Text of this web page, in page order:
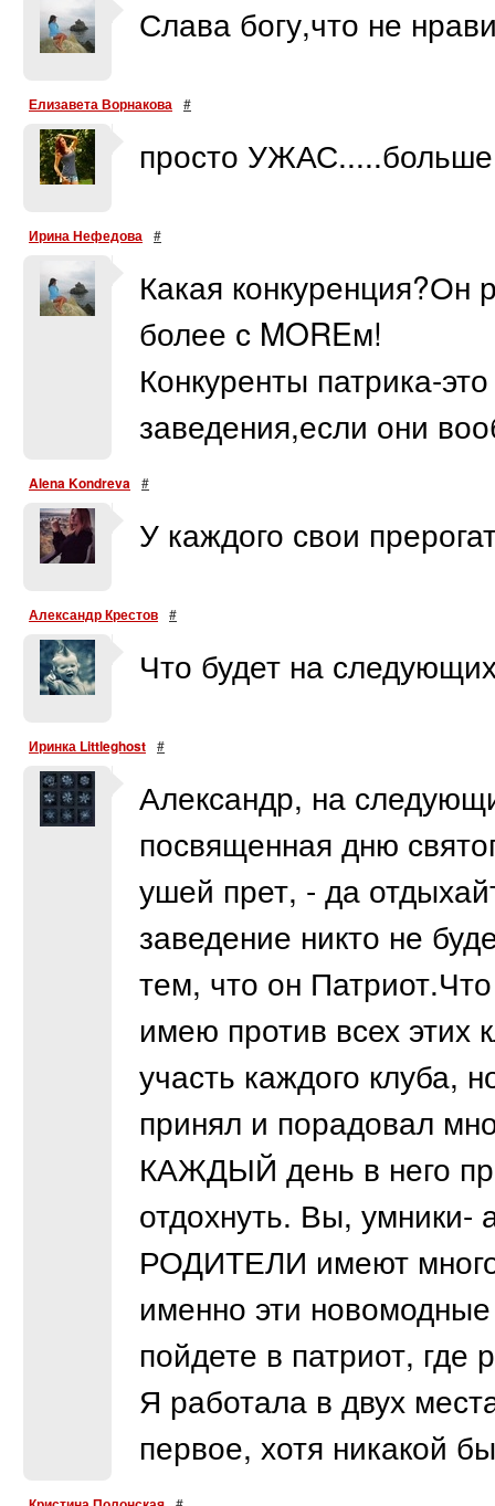
Слава богу,что не
Елизавета Ворнакова #
просто УЖАС.....больше
Ирина Нефедова #
Какая
более с MOREм!
Конкуренты патрика-
заведения,если они
Alena Kondreva #
У каждого свои
Александр Крестов #
Что будет на
Иринка Littleghost #
Александр, на
посвященная дню
ушей прет, - да
заведение никто не
тем, что он
имею против всех этих
участь каждого клуба,
принял и порадовал
КАЖДЫЙ день в него
отдохнуть. Вы,
РОДИТЕЛИ имеют много
именно эти
пойдете в патриот,
Я работала в двух
первое, хотя никакой